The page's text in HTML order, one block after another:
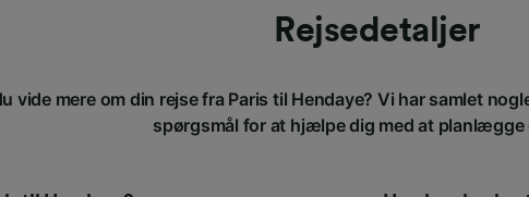
Rejsedetaljer
vide mere om din rejse fra Paris til Hendaye? Vi har samlet
spørgsmål for at hjælpe dig med at planlægge